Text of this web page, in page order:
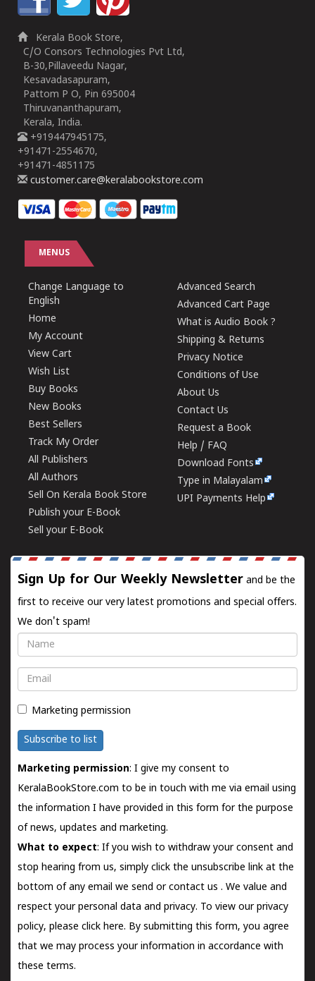
Kerala Book Store,
C/O Consors Technologies Pvt Ltd,
B-30,Pillaveedu Nagar,
Kesavadasapuram,
Pattom P O, Pin 695004
Thiruvananthapuram,
Kerala, India.
+919447945175,
+91471-2554670,
+91471-4851175
customer.care@keralabookstore.com
MENUS
Change Language to
English
Home
My Account
View Cart
Wish List
Buy Books
New Books
Best Sellers
Track My Order
All Publishers
All Authors
Sell On Kerala Book Store
Publish your E-Book
Sell your E-Book
Advanced Search
Advanced Cart Page
What is Audio Book ?
Shipping & Returns
Privacy Notice
Conditions of Use
About Us
Contact Us
Request a Book
Help / FAQ
Download Fonts
Type in Malayalam
UPI Payments Help
Sign Up for Our Weekly Newsletter and be the
first to receive our very latest promotions and special offers.
We don't spam!
Name
Email
Marketing permission
Subscribe to list
Marketing permission: I give my consent to
KeralaBookStore.com to be in touch with me via email using
the information I have provided in this form for the purpose
of news, updates and marketing.
What to expect: If you wish to withdraw your consent and
stop hearing from us, simply click the unsubscribe link at the
bottom of any email we send orcontact us . We value and
respect your personal data and privacy. To view our privacy
policy, please click here. By submitting this form, you agree
that we may process your information in accordance with
these terms.